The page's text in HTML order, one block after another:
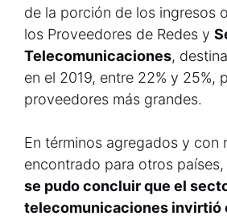
de la porción de los ingresos
los Proveedores de Redes y
Telecomunicaciones,
en el 2019, entre 22% y 25%,
proveedores más grandes.
En términos agregados y con
encontrado para otros países,
se pudo concluir que el
telecomunicaciones invirtió